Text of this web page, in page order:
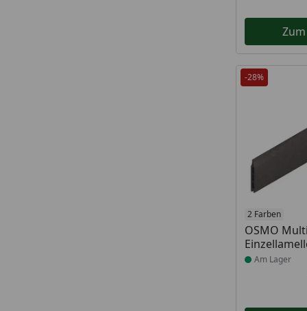
-28%
2 Farben
OSMO
Produkt am
Am Lager